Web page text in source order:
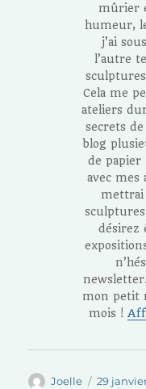
mûrier
humeur,
j’ai
l’autre
Cela me
ateliers
secrets
blog
de papier
avec mes
mettrai
sculptures
désirez
mon petit
mois !
Auteur
Joelle
Publié
29